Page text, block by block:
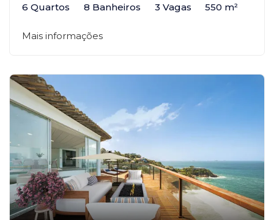
6 Quartos 8 Banheiros 3 Vagas 550 m²
Mais informações